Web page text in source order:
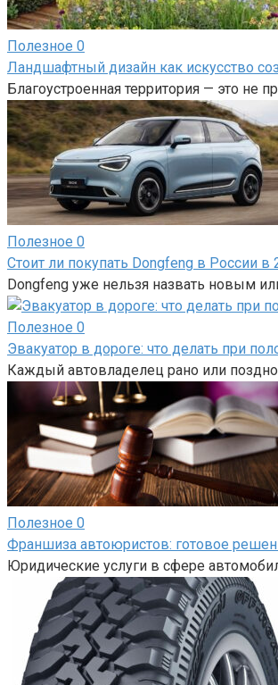
Полезное 0
Ландшафтный дизайн как искусство
Благоустроенная территория — это не
Полезное 0
Стоит ли покупать Dongfeng в России в
Dongfeng уже нельзя назвать новым
Полезное 0
Эвакуатор в дороге: что делать при
Каждый автовладелец рано или
Полезное 0
Франшиза автоюристов: готовое
Юридические услуги в сфере